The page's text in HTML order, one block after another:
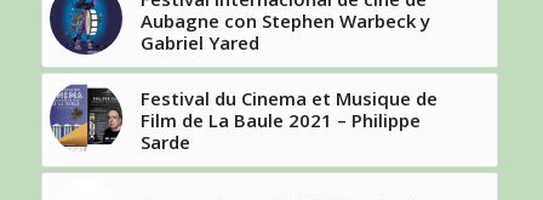
Aubagne con Stephen Warbeck y
Gabriel Yared
Festival du Cinema et Musique de
Film de La Baule 2021 – Philippe
Sarde